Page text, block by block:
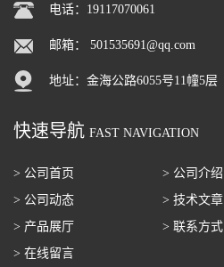
电话：19117070061
邮箱： 501535691@qq.com
地址：金海公路6055号11幢5层
快速导航 FAST NAVIGATION
> 公司首页
> 公司介绍
> 公司动态
> 技术文章
> 产品展厅
> 联系方式
> 在线留言